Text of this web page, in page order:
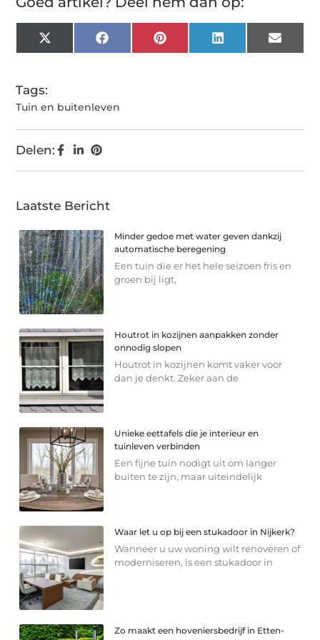
X
(Twitter)
FacebookPinterest LinkedIn Email
Tags:
Tuin en buitenleven
Delen:
Laatste Bericht
Minder gedoe met water geven dankzij
automatische beregening
Een tuin die er het hele seizoen fris en
groen bij ligt,
Houtrot in kozijnen aanpakken zonder
onnodig slopen
Houtrot in kozijnen komt vaker voor
dan je denkt. Zeker aan de
Unieke eettafels die je interieur en
tuinleven verbinden
Een fijne tuin nodigt uit om langer
buiten te zijn, maar uiteindelijk
Waar let u op bij een stukadoor in Nijkerk?
Wanneer u uw woning wilt renoveren of
moderniseren, is een stukadoor in
Zo maakt een hoveniersbedrijf in Etten-